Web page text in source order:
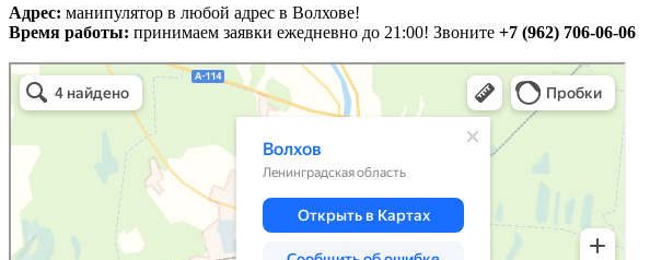
Адрес: манипулятор в любой адрес в Волхове!
Время работы: принимаем заявки ежедневно до 21:00! Звоните +7 (962) 706-06-06